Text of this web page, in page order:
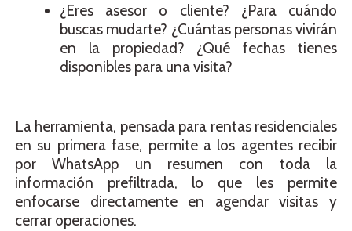
¿Eres asesor o cliente? ¿Para cuándo
buscas mudarte? ¿Cuántas personas vivirán
en la propiedad? ¿Qué fechas tienes
disponibles para una visita?
La herramienta, pensada para rentas residenciales
en su primera fase, permite a los agentes recibir
por WhatsApp un resumen con toda la
información prefiltrada, lo que les permite
enfocarse directamente en agendar visitas y
cerrar operaciones.